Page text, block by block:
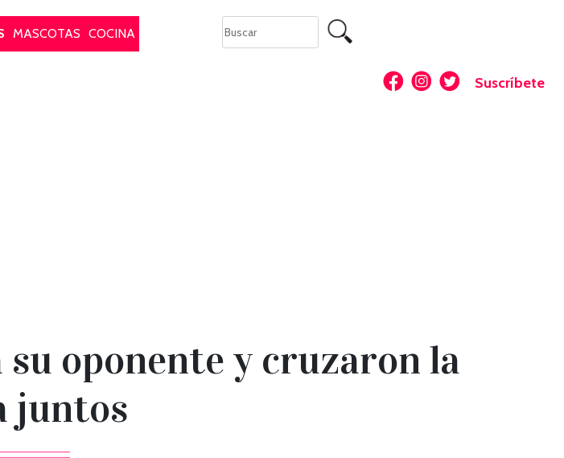
MASCOTAS COCINA
Suscríbete
oponente y cruzaron la
juntos